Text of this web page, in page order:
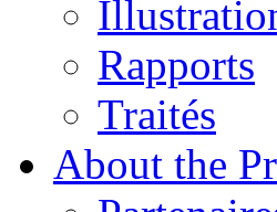
Rapports
Traités
About the